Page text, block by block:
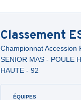
Classement
Championnat Accession
SENIOR MAS - POULE
HAUTE - 92
ÉQUIPES